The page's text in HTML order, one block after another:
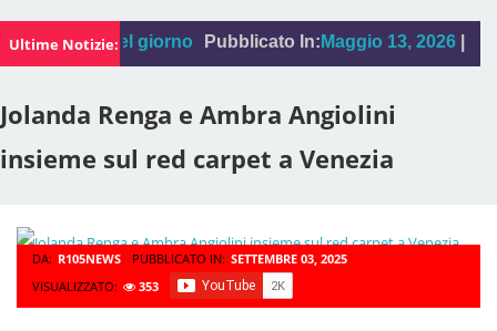
Ultime Notizie:
La foto del giorno Pubblicato In:Maggio 13, 2026| "Sal
Jolanda Renga e Ambra Angiolini
insieme sul red carpet a Venezia
DA: R105NEWS PUBBLICATO IN: SETTEMBRE 03, 2025
VISUALIZZATO:
353